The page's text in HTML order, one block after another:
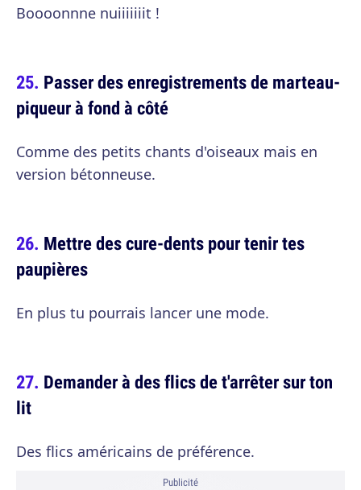
Boooonnne nuiiiiiiit !
Passer des enregistrements de marteau-
piqueur à fond à côté
Comme des petits chants d'oiseaux mais en
version bétonneuse.
Mettre des cure-dents pour tenir tes
paupières
En plus tu pourrais lancer une mode.
Demander à des flics de t'arrêter sur ton
lit
Des flics américains de préférence.
Publicité